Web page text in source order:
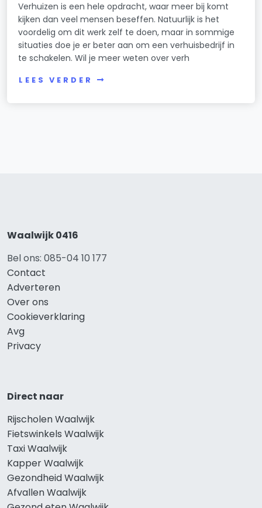
Verhuizen is een hele opdracht, waar meer bij komt
kijken dan veel mensen beseffen. Natuurlijk is het
voordelig om dit werk zelf te doen, maar in sommige
situaties doe je er beter aan om een verhuisbedrijf in
te schakelen. Wil je meer weten over verh
LEES VERDER
Waalwijk 0416
Bel ons: 085-04 10 177
Contact
Adverteren
Over ons
Cookieverklaring
Avg
Privacy
Direct naar
Rijscholen Waalwijk
Fietswinkels Waalwijk
Taxi Waalwijk
Kapper Waalwijk
Gezondheid Waalwijk
Afvallen Waalwijk